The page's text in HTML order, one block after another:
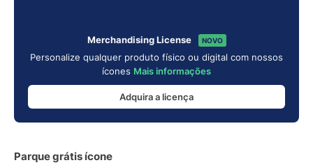
Merchandising License NOVO
Personalize qualquer produto físico ou digital com nossos
ícones Mais informações
Adquira a licença
Parque grátis ícone